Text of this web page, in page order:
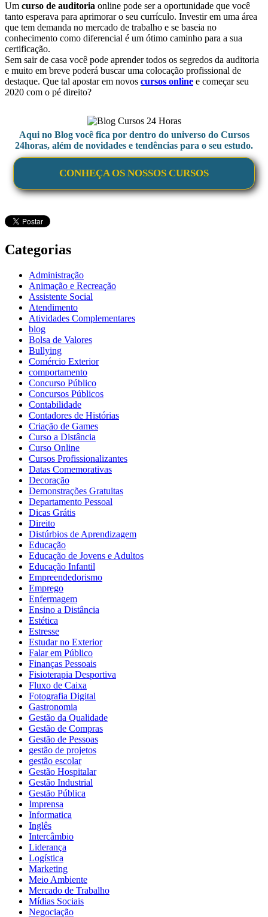
Um curso de auditoria online pode ser a oportunidade que você
tanto esperava para aprimorar o seu currículo. Investir em uma área
que tem demanda no mercado de trabalho e se baseia no
conhecimento como diferencial é um ótimo caminho para a sua
certificação.
Sem sair de casa você pode aprender todos os segredos da auditoria
e muito em breve poderá buscar uma colocação profissional de
destaque. Que tal apostar em novos cursos online e começar seu
2020 com o pé direito?
Aqui no Blog você fica por dentro do universo do Cursos
24horas, além de novidades e tendências para o seu estudo.
CONHEÇA OS NOSSOS CURSOS
Categorias
Administração
Animação e Recreação
Assistente Social
Atendimento
Atividades Complementares
blog
Bolsa de Valores
Bullying
Comércio Exterior
comportamento
Concurso Público
Concursos Públicos
Contabilidade
Contadores de Histórias
Criação de Games
Curso a Distância
Curso Online
Cursos Profissionalizantes
Datas Comemorativas
Decoração
Demonstrações Gratuitas
Departamento Pessoal
Dicas Grátis
Direito
Distúrbios de Aprendizagem
Educação
Educação de Jovens e Adultos
Educação Infantil
Empreendedorismo
Emprego
Enfermagem
Ensino a Distância
Estética
Estresse
Estudar no Exterior
Falar em Público
Finanças Pessoais
Fisioterapia Desportiva
Fluxo de Caixa
Fotografia Digital
Gastronomia
Gestão da Qualidade
Gestão de Compras
Gestão de Pessoas
gestão de projetos
gestão escolar
Gestão Hospitalar
Gestão Industrial
Gestão Pública
Imprensa
Informatica
Inglês
Intercâmbio
Liderança
Logística
Marketing
Meio Ambiente
Mercado de Trabalho
Mídias Sociais
Negociação